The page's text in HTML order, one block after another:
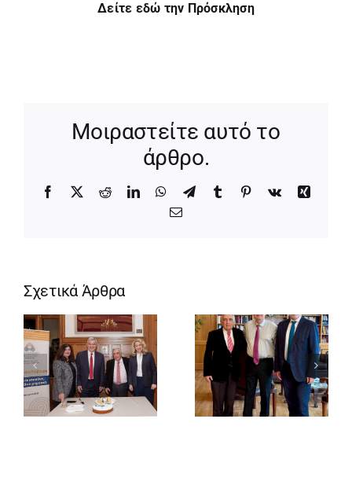
Δείτε εδώ την Πρόσκληση
Μοιραστείτε αυτό το
άρθρο.
Facebook
X RedditLinkedInWhatsApp
TelegramTumblr Pinterest
Vk
Xing
Email
Σχετικά Άρθρα